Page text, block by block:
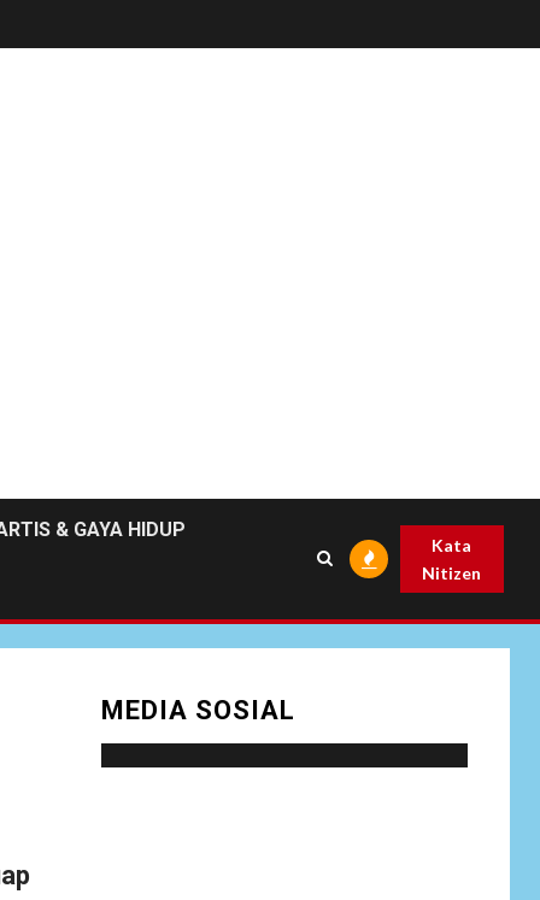
& GAYA HIDUP
Kata
Nitizen
MEDIA SOSIAL
UUD 1945 dan
Program Strategis
Prabowo
Hukum, Ungkap